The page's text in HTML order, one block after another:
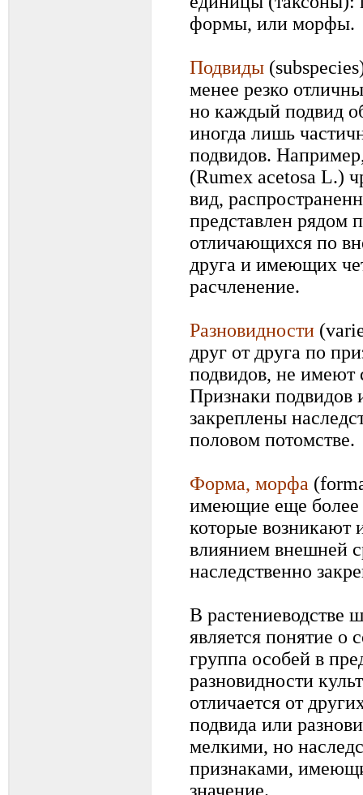
формы, или морфы.
Подвиды
менее резко
но каждый подвид
иногда лишь
подвидов.
(Rumex acetosa L.)
вид,
представлен рядом
отличающихся по
друга и имеющих
расчленение.
Разновидности
друг от друга по
подвидов, не имеют
Признаки подвидов
закреплены
половом потомстве.
Форма, морфа
имеющие еще более
которые возникают
влиянием внешней
наследственно
В растениеводстве
является понятие о
группа особей в
разновидности
отличается от
подвида или
мелкими, но
признаками,
значение.